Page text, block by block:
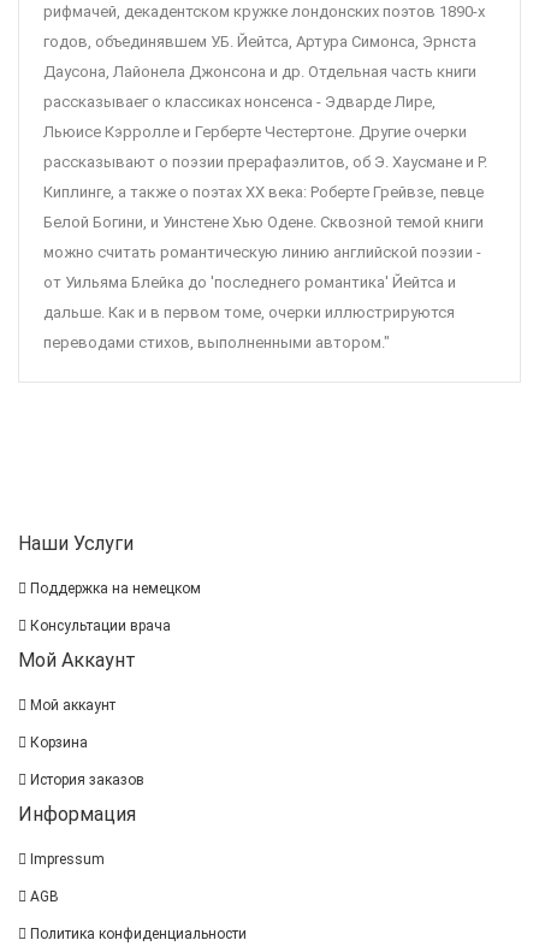
рифмачей, декадентском кружке лондонских поэтов 1890-х
годов, объединявшем У.Б. Йейтса, Артура Симонса, Эрнста
Даусона, Лайонела Джонсона и др. Отдельная часть книги
рассказываег о классиках нонсенса - Эдварде Лире,
Льюисе Кэрролле и Герберте Честертоне. Другие очерки
рассказывают о поэзии прерафаэлитов, об Э. Хаусмане и Р.
Киплинге, а также о поэтах XX века: Роберте Грейвзе, певце
Белой Богини, и Уинстене Хью Одене. Сквозной темой книги
можно считать романтическую линию английской поэзии -
от Уильяма Блейка до 'последнего романтика' Йейтса и
дальше. Как и в первом томе, очерки иллюстрируются
переводами стихов, выполненными автором."
Наши Услуги
Поддержка на немецком
Консультации врача
Мой Аккаунт
Мой аккаунт
Корзина
История заказов
Информация
Impressum
AGB
Политика конфиденциальности